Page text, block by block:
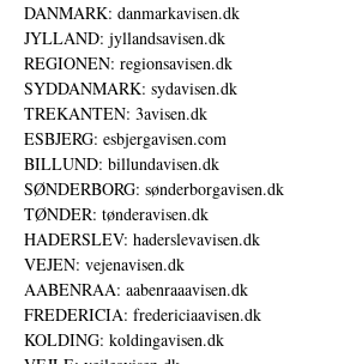
DANMARK: danmarkavisen.dk
JYLLAND: jyllandsavisen.dk
REGIONEN: regionsavisen.dk
SYDDANMARK: sydavisen.dk
TREKANTEN: 3avisen.dk
ESBJERG: esbjergavisen.com
BILLUND: billundavisen.dk
SØNDERBORG: sønderborgavisen.dk
TØNDER: tønderavisen.dk
HADERSLEV: haderslevavisen.dk
VEJEN: vejenavisen.dk
AABENRAA: aabenraaavisen.dk
FREDERICIA: fredericiaavisen.dk
KOLDING: koldingavisen.dk